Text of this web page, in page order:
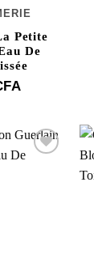
Petite
De